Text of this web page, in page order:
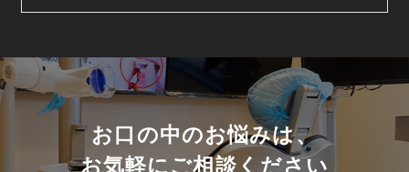
お口の中のお悩みは、
お気軽にご相談ください